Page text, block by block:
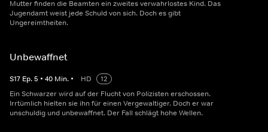
Mutter finden die Beamten ein zweites verwahrlostes Kind. Das
Jugendamt weist jede Schuld von sich. Doch es gibt
Ungereimtheiten.
Unbewaffnet
S17 Ep.5 • 40 Min. • HD
12
Ein Schwarzer wird auf der Flucht von Polizisten erschossen.
Irrtümlich hielten sie ihn für einen Vergewaltiger. Doch er war
unschuldig und unbewaffnet. Der Fall schlägt hohe Wellen.